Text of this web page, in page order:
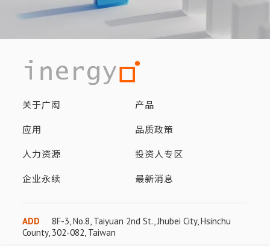
关于广闳 产品
应用 品质政策
人力资源 投资人专区
企业永续 最新消息
ADD
8F-3, No.8, Taiyuan 2nd St., Jhubei City, Hsinchu
County, 302-082, Taiwan